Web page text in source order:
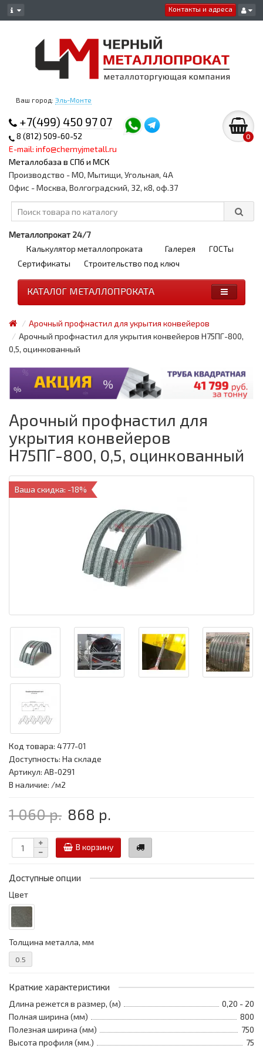
Контакты и адреса
Ваш город: Эль-Монте
+7(499) 450 97 07
8 (812) 509-60-52
E-mail: info@chernyjmetall.ru
Металлобаза в СПб и МСК
0
Производство - МО, Мытищи, Угольная, 4А
Офис - Москва, Волгоградский, 32, к8, оф.37
Металлопрокат 24/7
Калькулятор металлопроката
Галерея
ГОСТы
Сертификаты
Строительство под ключ
КАТАЛОГ МЕТАЛЛОПРОКАТА
Арочный профнастил для укрытия конвейеров
Арочный профнастил для укрытия конвейеров Н75ПГ-800,
0,5, оцинкованный
Арочный профнастил для
укрытия конвейеров
Н75ПГ-800, 0,5, оцинкованный
Ваша скидка: -18%
Код товара: 4777-01
Доступность: На складе
Артикул: АВ-0291
В наличие: /м2
1 060 р. 868 р.
В корзину
Доступные опции
Цвет
Толщина металла, мм
0.5
Краткие характеристики
Длина режется в размер, (м)
0,20 - 20
Полная ширина (мм)
800
Полезная ширина (мм)
750
Высота профиля (мм.)
75